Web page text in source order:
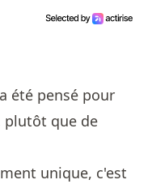
été pensé pour
plutôt que de
unique, c'est